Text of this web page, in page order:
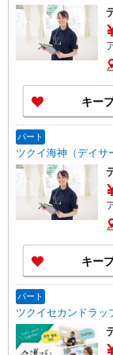
キー
パート
ツクイ海神（デイサ
キー
パート
ツクイセカンドラッ